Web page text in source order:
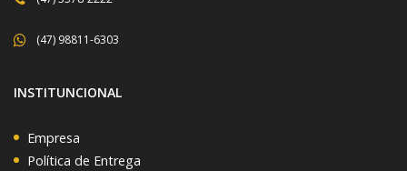
(47) 98811-6303
INSTITUNCIONAL
Empresa
Política de Entrega